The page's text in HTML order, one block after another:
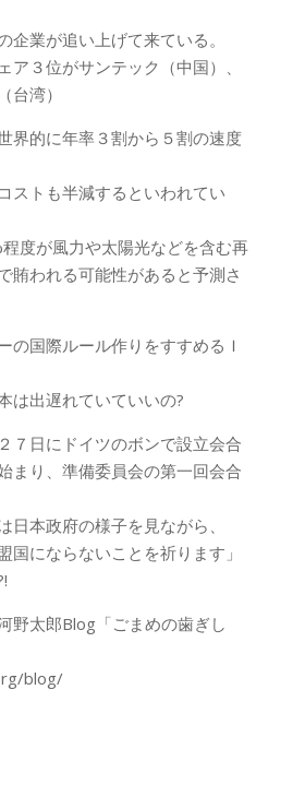
企業が追い上げて来ている。
ア３位がサンテック（中国）、
台湾）
界的に年率３割から５割の速度
ストも半減するといわれてい
度が風力や太陽光などを含む再
賄われる可能性があると予測さ
の国際ルール作りをすすめるＩ
は出遅れていていいの?
７日にドイツのボンで設立会合
まり、準備委員会の第一回会合
日本政府の様子を見ながら、
国にならないことを祈ります」
野太郎Blog「ごまめの歯ぎし
blog/